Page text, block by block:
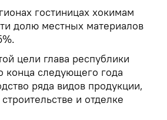
гостиницах хокимам
долю местных материалов
цели глава республики
конца следующего года
ряда видов продукции,
и отделке